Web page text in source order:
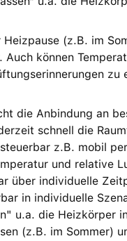
Heizpause (z.B. im
Auch können
zu
die Anbindung an
schnell die
z.B. mobil
und relative
über individuelle
in individuelle
u.a. die Heizkörper
(z.B. im Sommer)